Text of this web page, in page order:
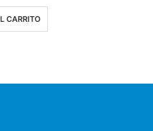
CARRITO